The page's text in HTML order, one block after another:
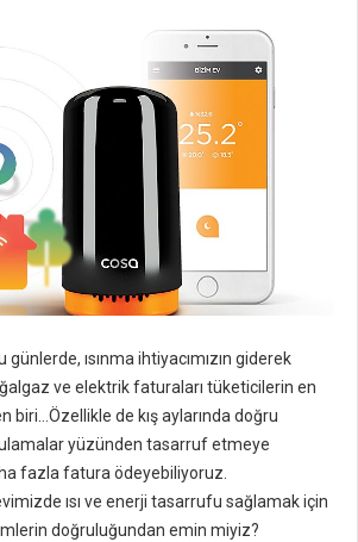
günlerde, ısınma ihtiyacımızın giderek
ve elektrik faturaları tüketicilerin en
biri…Özellikle de kış aylarında doğru
yüzünden tasarruf etmeye
fazla fatura ödeyebiliyoruz.
ısı ve enerji tasarrufu sağlamak için
doğruluğundan emin miyiz?